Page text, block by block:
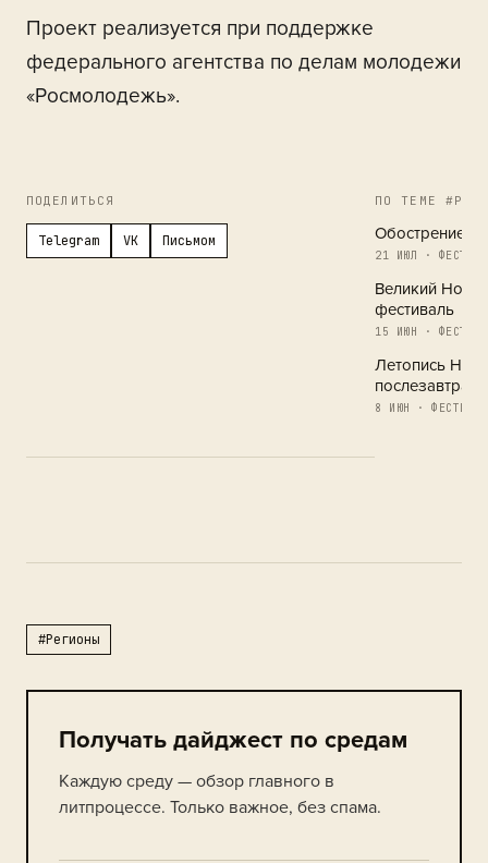
Проект реализуется при поддержке
федерального агентства по делам молодежи
«Росмолодежь».
ПОДЕЛИТЬСЯ
Telegram VK Письмом
ПО ТЕМЕ
Обострение в
21 ИЮЛ ·
Великий
фестиваль
15 ИЮН ·
Летопись
послезавтра
8 ИЮН ·
#Регионы
Получать дайджест по средам
Каждую среду — обзор главного в
литпроцессе. Только важное, без спама.